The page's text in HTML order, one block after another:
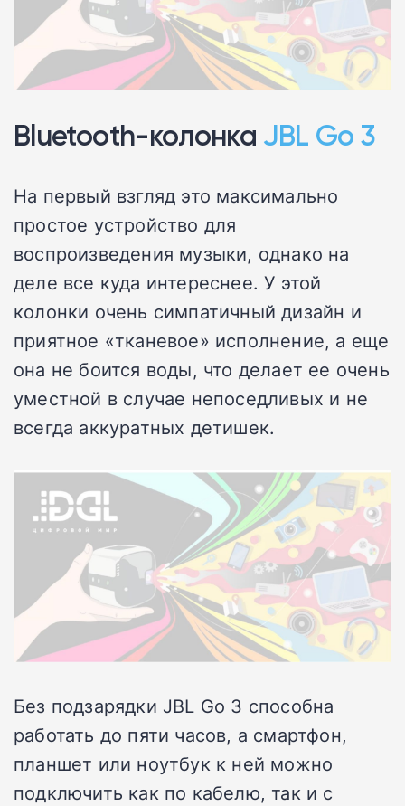
Bluetooth-колонка JBL Go 3
На первый взгляд это максимально
простое устройство для
воспроизведения музыки, однако на
деле все куда интереснее. У этой
колонки очень симпатичный дизайн и
приятное «тканевое» исполнение, а еще
она не боится воды, что делает ее очень
уместной в случае непоседливых и не
всегда аккуратных детишек.
Без подзарядки JBL Go 3 способна
работать до пяти часов, а смартфон,
планшет или ноутбук к ней можно
подключить как по кабелю, так и с